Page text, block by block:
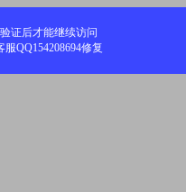
验证后才能继续访问
QQ154208694修复